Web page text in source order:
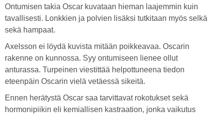
Ontumisen takia Oscar kuvataan hieman laajemmin kuin
tavallisesti. Lonkkien ja polvien lisäksi tutkitaan myös selkä
sekä hampaat.
Axelsson ei löydä kuvista mitään poikkeavaa. Oscarin
rakenne on kunnossa. Syy ontumiseen lienee ollut
anturassa. Turpeinen viestittää helpottuneena tiedon
eteenpäin Oscarin vielä vetäessä sikeitä.
Ennen herätystä Oscar saa tarvittavat rokotukset sekä
hormonipiikin eli kemiallisen kastraation, jonka vaikutus